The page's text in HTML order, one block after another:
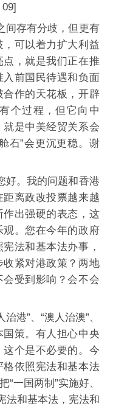
存有分歧，但更有
可以着力扩大利益
，就是我们正在推
前国民待遇和负面
作的天花板，开辟
个过程，但它向中
是中美经贸关系会
石”会更沉更稳。谢
。我的问题和香港
离政改投票越来越
出强硬的表态，这
。您在今年的政府
法和基本法办事，
紧对港政策？两地
受到影响？会不会
港”、“澳人治澳”、
策。有人担心中央
个是不必要的。今
依照宪法和基本法
一国两制”实施好、
法和基本法，宪法和